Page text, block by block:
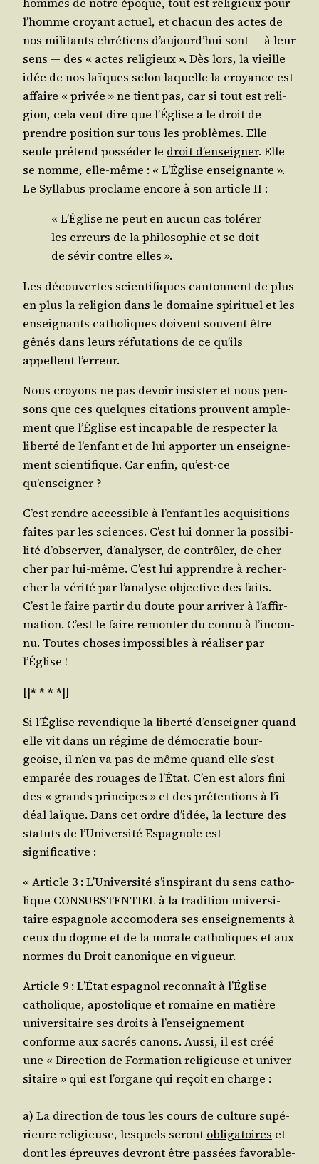
l’homme croyant actuel, et cha­cun des actes de
nos mili­tants chré­tiens d’au­jourd’­hui sont ― à leur
sens ― des « actes reli­gieux ». Dès lors, la vieille
idée de nos laïques selon laquelle la croyance est
affaire « pri­vée » ne tient pas, car si tout est reli­
gion, cela veut dire que l’É­glise a le droit de
prendre posi­tion sur tous les pro­blèmes. Elle
seule pré­tend pos­sé­der le droit d’en­sei­gner. Elle
se nomme, elle-même : « L’É­glise ensei­gnante ».
Le Syl­la­bus pro­clame encore à son article II :
« L’É­glise ne peut en aucun cas tolé­rer
les erreurs de la phi­lo­so­phie et se doit
de sévir contre elles ».
Les décou­vertes scien­ti­fiques can­tonnent de plus
en plus la reli­gion dans le domaine spi­ri­tuel et les
ensei­gnants catho­liques doivent sou­vent être
gênés dans leurs réfu­ta­tions de ce qu’ils
appellent l’erreur.
Nous croyons ne pas devoir insis­ter et nous pen­
sons que ces quelques cita­tions prouvent ample­
ment que l’É­glise est inca­pable de res­pec­ter la
liber­té de l’en­fant et de lui appor­ter un ensei­gne­
ment scien­ti­fique. Car enfin, qu’est-ce
qu’enseigner ?
C’est rendre acces­sible à l’en­fant les acqui­si­tions
faites par les sciences. C’est lui don­ner la pos­si­bi­
li­té d’ob­ser­ver, d’a­na­ly­ser, de contrô­ler, de cher­
cher par lui-même. C’est lui apprendre à recher­
cher la véri­té par l’a­na­lyse objec­tive des faits.
C’est le faire par­tir du doute pour arri­ver à l’af­fir­
ma­tion. C’est le faire remon­ter du connu à l’in­con­
nu. Toutes choses impos­sibles à réa­li­ser par
l’Église !
[|* * * *|]
Si l’É­glise reven­dique la liber­té d’en­sei­gner quand
elle vit dans un régime de démo­cra­tie bour­
geoise, il n’en va pas de même quand elle s’est
empa­rée des rouages de l’É­tat. C’en est alors fini
des « grands prin­cipes » et des pré­ten­tions à l’i­
déal laïque. Dans cet ordre d’i­dée, la lec­ture des
sta­tuts de l’U­ni­ver­si­té Espa­gnole est
significative :
« Article 3 : L’U­ni­ver­si­té s’ins­pi­rant du sens catho­
lique CONSUBSTENTIEL à la tra­di­tion uni­ver­si­
taire espa­gnole acco­mo­de­ra ses ensei­gne­ments à
ceux du dogme et de la morale catho­liques et aux
normes du Droit cano­nique en vigueur.
Article 9 : L’É­tat espa­gnol recon­naît à l’É­glise
catho­lique, apos­to­lique et romaine en matière
uni­ver­si­taire ses droits à l’en­sei­gne­ment
conforme aux sacrés canons. Aus­si, il est créé
une « Direc­tion de For­ma­tion reli­gieuse et uni­ver­
si­taire » qui est l’or­gane qui reçoit en charge :
a) La direc­tion de tous les cours de culture supé­
rieure reli­gieuse, les­quels seront obli­ga­toires et
dont les épreuves devront être pas­sées favo­ra­ble­